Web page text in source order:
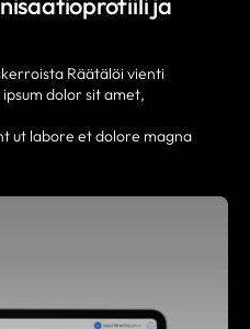
Räätälöi vienti
dolor sit amet,
ut labore et dolore magna